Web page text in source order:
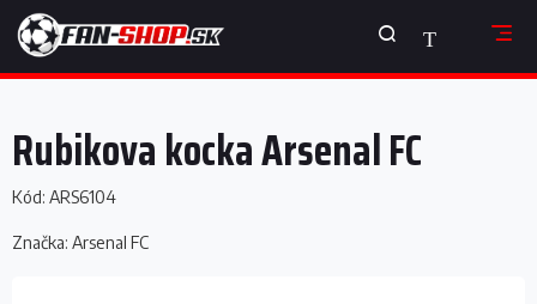
Prejsť
obsah
NÁKUPNÝ
KOŠÍK
Rubikova kocka Arsenal FC
Kód: ARS6104
Značka: Arsenal FC